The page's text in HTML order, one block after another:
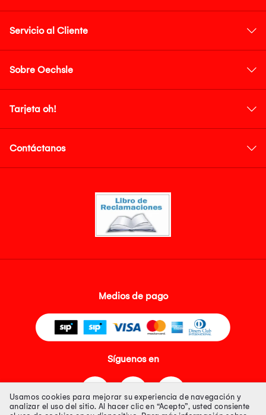
Servicio al Cliente
Sobre Oechsle
Tarjeta oh!
Contáctanos
Medios de pago
Síguenos en
Usamos cookies para mejorar su experiencia de navegación y
analizar el uso del sitio. Al hacer clic en “Acepto”, usted consiente